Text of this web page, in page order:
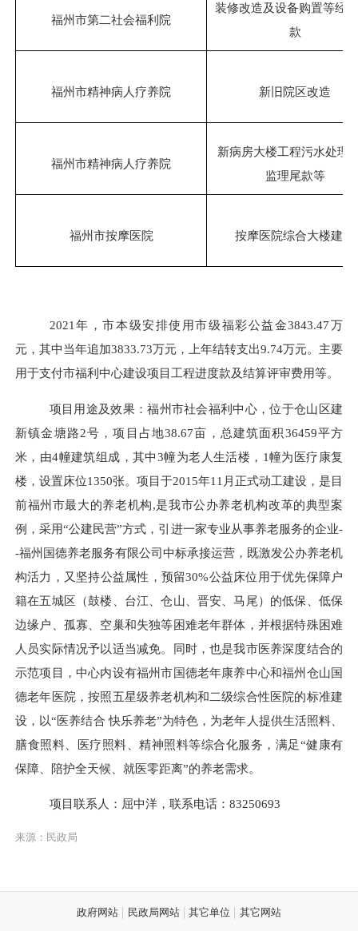
福州市第二社会福利院
装修改造及设备购置等经费
款
福州市精神病人疗养院 新旧院区改造
福州市精神病人疗养院
新病房大楼工程污水处理
监理尾款等
福州市按摩医院 按摩医院综合大楼建设
2021年，市本级安排使用市级福彩公益金3843.47万
元，其中当年追加3833.73万元，上年结转支出9.74万元。主要
用于支付市福利中心建设项目工程进度款及结算评审费用等。
项目用途及效果：福州市社会福利中心，位于仓山区建
新镇金塘路2号，项目占地38.67亩，总建筑面积36459平方
米，由4幢建筑组成，其中3幢为老人生活楼，1幢为医疗康复
楼，设置床位1350张。项目于2015年11月正式动工建设，是目
前福州市最大的养老机构,是我市公办养老机构改革的典型案
例，采用“公建民营”方式，引进一家专业从事养老服务的企业-
-福州国德养老服务有限公司中标承接运营，既激发公办养老机
构活力，又坚持公益属性，预留30%公益床位用于优先保障户
籍在五城区（鼓楼、台江、仓山、晋安、马尾）的低保、低保
边缘户、孤寡、空巢和失独等困难老年群体，并根据特殊困难
人员实际情况予以适当减免。同时，也是我市医养深度结合的
示范项目，中心内设有福州市国德老年康养中心和福州仓山国
德老年医院，按照五星级养老机构和二级综合性医院的标准建
设，以“医养结合 快乐养老”为特色，为老年人提供生活照料、
膳食照料、医疗照料、精神照料等综合化服务，满足“健康有
保障、陪护全天候、就医零距离”的养老需求。
项目联系人：屈中洋，联系电话： 83250693
来源：民政局
政府网站 民政局网站 其它单位 其它网站